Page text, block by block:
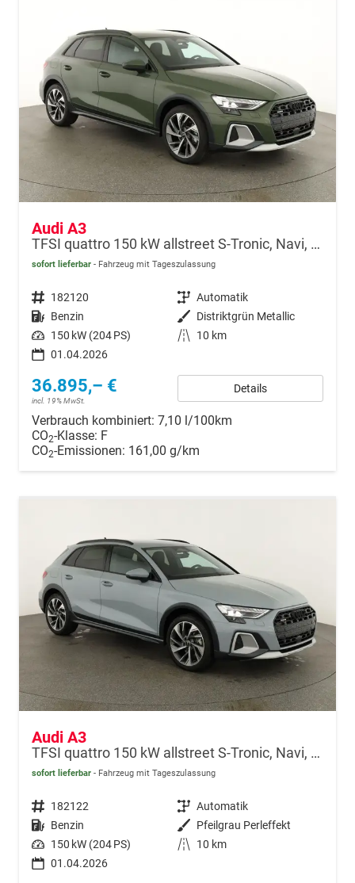
Audi A3
TFSI quattro 150 kW allstreet S-Tronic, Navi, 18-Zoll, 5-J. Garantie
sofort lieferbar Fahrzeug mit Tageszulassung
Fahrzeugnr. 182120 Getriebe Automatik
Kraftstoff Benzin Außenfarbe Distriktgrün Metallic
Leistung 150 kW (204 PS) Kilometerstand
10 km
01.04.2026
36.895,– €
incl. 19% MwSt.
Details
Verbrauch kombiniert: 7,10 l/100km
CO2-Klasse: F
CO2-Emissionen: 161,00 g/km
Audi A3
TFSI quattro 150 kW allstreet S-Tronic, Navi, 18-Zoll, 5-J. Garantie
sofort lieferbar Fahrzeug mit Tageszulassung
Fahrzeugnr. 182122 Getriebe Automatik
Kraftstoff Benzin Außenfarbe Pfeilgrau Perleffekt
Leistung 150 kW (204 PS) Kilometerstand
10 km
01.04.2026